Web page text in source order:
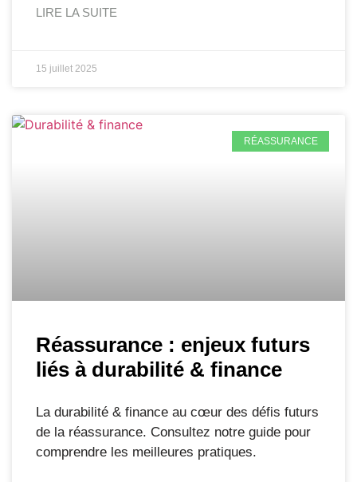
LIRE LA SUITE
15 juillet 2025
RÉASSURANCE
Réassurance : enjeux futurs
liés à durabilité & finance
La durabilité & finance au cœur des défis futurs
de la réassurance. Consultez notre guide pour
comprendre les meilleures pratiques.